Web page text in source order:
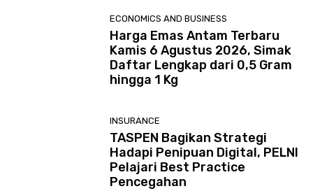
ECONOMICS AND BUSINESS
Harga Emas Antam Terbaru
Kamis 6 Agustus 2026, Simak
Daftar Lengkap dari 0,5 Gram
hingga 1 Kg
INSURANCE
TASPEN Bagikan Strategi
Hadapi Penipuan Digital, PELNI
Pelajari Best Practice
Pencegahan